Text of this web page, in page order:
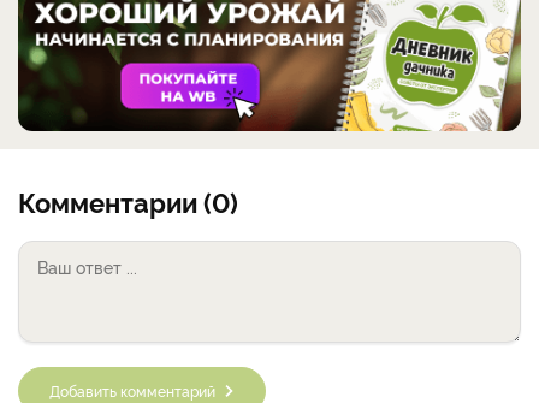
Комментарии (0)
Добавить комментарий